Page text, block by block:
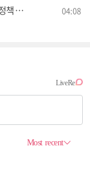
기] 04:08